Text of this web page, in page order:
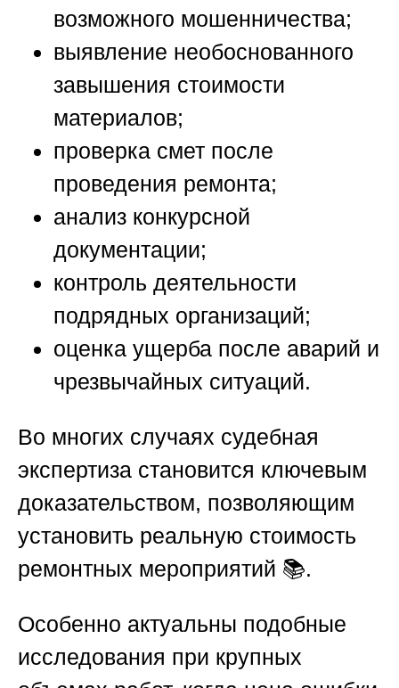
возможного мошенничества;
выявление необоснованного
завышения стоимости
материалов;
проверка смет после
проведения ремонта;
анализ конкурсной
документации;
контроль деятельности
подрядных организаций;
оценка ущерба после аварий и
чрезвычайных ситуаций.
Во многих случаях судебная
экспертиза становится ключевым
доказательством, позволяющим
установить реальную стоимость
ремонтных мероприятий 📚.
Особенно актуальны подобные
исследования при крупных